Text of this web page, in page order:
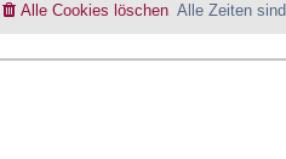
Alle Zeiten sind
Alle Cookies löschen